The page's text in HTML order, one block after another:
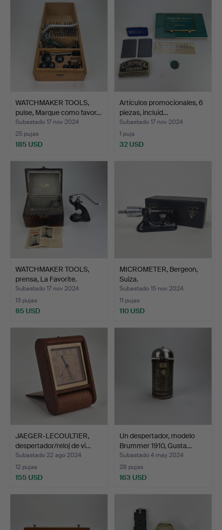
WATCHMAKER TOOLS,
pulse, Marque como favor…
Subastado 17 nov 2024
25 pujas
185 USD
Artículos promocionales, 6
piezas, incluid…
Subastado 17 nov 2024
1 puja
32 USD
WATCHMAKER TOOLS,
prensa, La Favorite.
Subastado 17 nov 2024
13 pujas
85 USD
MICROMETER, Bergeon,
Suiza.
Subastado 15 nov 2024
11 pujas
110 USD
JAEGER-LECOULTIER,
despertador/reloj de vi…
Subastado 22 ago 2024
12 pujas
155 USD
Un despertador, modelo
Brummer 1910, Gusta…
Subastado 4 may 2024
28 pujas
163 USD